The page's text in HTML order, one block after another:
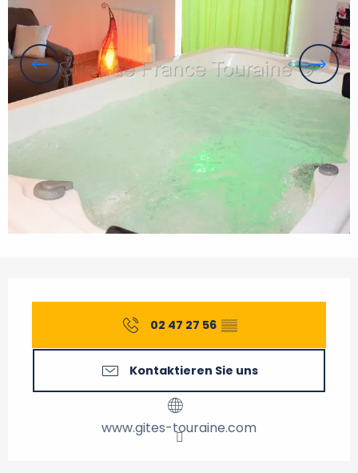
02 47 27 56 ▒▒
Kontaktieren Sie uns
www.gites-touraine.com